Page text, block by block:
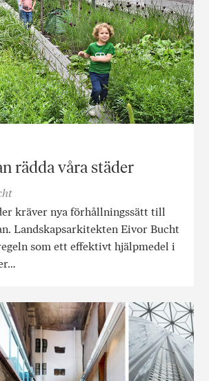
rädda våra städer
kräver nya förhållningssätt till
Landskapsarkitekten Eivor Bucht
som ett effektivt hjälpmedel i